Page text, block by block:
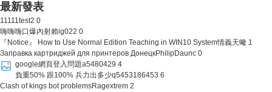
最新發表
11111test2 0
嗨嗨嗨口爆內射賴ig022 0
『Notice』 How to Use Normal Edition Teaching in WIN10 System情義天蠍 1
Заправка картриджей для принтеров ДонецкPhilipDaunc 0
google網頁登入問題a5480429 4
負重50% 跟100% 兵力出多少q5453186453 6
Clash of kings bot problemsRagextrem 2